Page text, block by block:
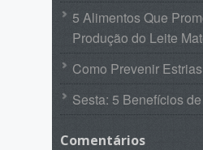
5 Alimentos Que
Produção do Leite
Como Prevenir
Sesta: 5 Benefícios
Comentários